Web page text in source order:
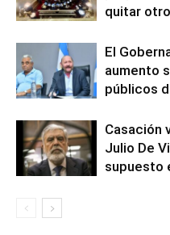
quitar
El
aumento
públicos
Casación
Julio De
supuesto